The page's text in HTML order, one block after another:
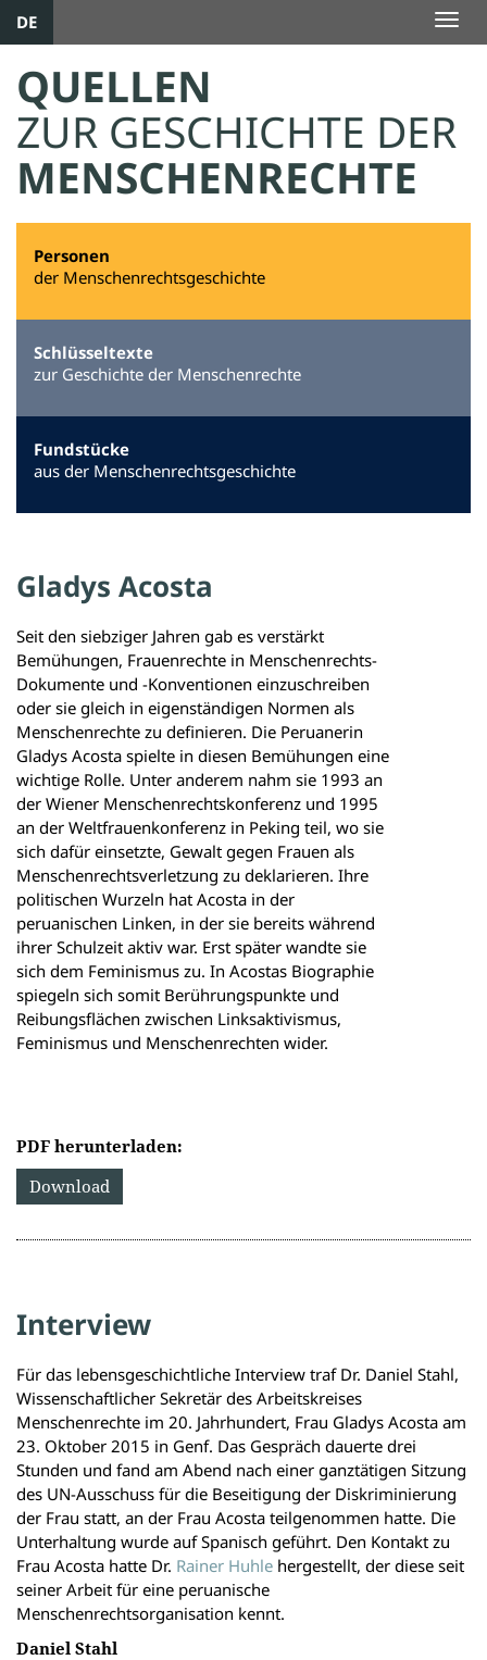
DE
QUELLEN
ZUR GESCHICHTE DER
MENSCHENRECHTE
Personen
der Menschenrechtsgeschichte
Schlüsseltexte
zur Geschichte der Menschenrechte
Fundstücke
aus der Menschenrechtsgeschichte
Gladys Acosta
Seit den siebziger Jahren gab es verstärkt
Bemühungen, Frauenrechte in Menschenrechts-
Dokumente und -Konventionen einzuschreiben
oder sie gleich in eigenständigen Normen als
Menschenrechte zu definieren. Die Peruanerin
Gladys Acosta spielte in diesen Bemühungen eine
wichtige Rolle. Unter anderem nahm sie 1993 an
der Wiener Menschenrechtskonferenz und 1995
an der Weltfrauenkonferenz in Peking teil, wo sie
sich dafür einsetzte, Gewalt gegen Frauen als
Menschenrechtsverletzung zu deklarieren. Ihre
politischen Wurzeln hat Acosta in der
peruanischen Linken, in der sie bereits während
ihrer Schulzeit aktiv war. Erst später wandte sie
sich dem Feminismus zu. In Acostas Biographie
spiegeln sich somit Berührungspunkte und
Reibungsflächen zwischen Linksaktivismus,
Feminismus und Menschenrechten wider.
PDF herunterladen:
Download
Interview
Für das lebensgeschichtliche Interview traf Dr. Daniel Stahl,
Wissenschaftlicher Sekretär des Arbeitskreises
Menschenrechte im 20. Jahrhundert, Frau Gladys Acosta am
23. Oktober 2015 in Genf. Das Gespräch dauerte drei
Stunden und fand am Abend nach einer ganztätigen Sitzung
des UN-Ausschuss für die Beseitigung der Diskriminierung
der Frau statt, an der Frau Acosta teilgenommen hatte. Die
Unterhaltung wurde auf Spanisch geführt. Den Kontakt zu
Frau Acosta hatte Dr. Rainer Huhle hergestellt, der diese seit
seiner Arbeit für eine peruanische
Menschenrechtsorganisation kennt.
Daniel Stahl